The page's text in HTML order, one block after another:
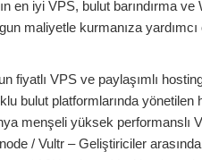
en iyi VPS, bulut barındırma
maliyetle kurmanıza yardımcı
fiyatlı VPS ve paylaşımlı
bulut platformlarında yönetilen
menşeli yüksek performanslı
/ Vultr – Geliştiriciler